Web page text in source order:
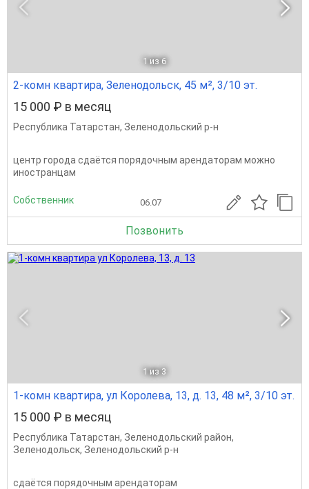
1 из 6
2-комн квартира, Зеленодольск, 45 м², 3/10 эт.
15 000 ₽ в месяц
Республика Татарстан, Зеленодольский р-н
центр города сдаётся порядочным арендаторам можно
иностранцам
Собственник 06.07
Позвонить
1 из 3
1-комн квартира, ул Королева, 13, д. 13, 48 м², 3/10 эт.
15 000 ₽ в месяц
Республика Татарстан, Зеленодольский район,
Зеленодольск, Зеленодольский р-н
сдаётся порядочным арендаторам